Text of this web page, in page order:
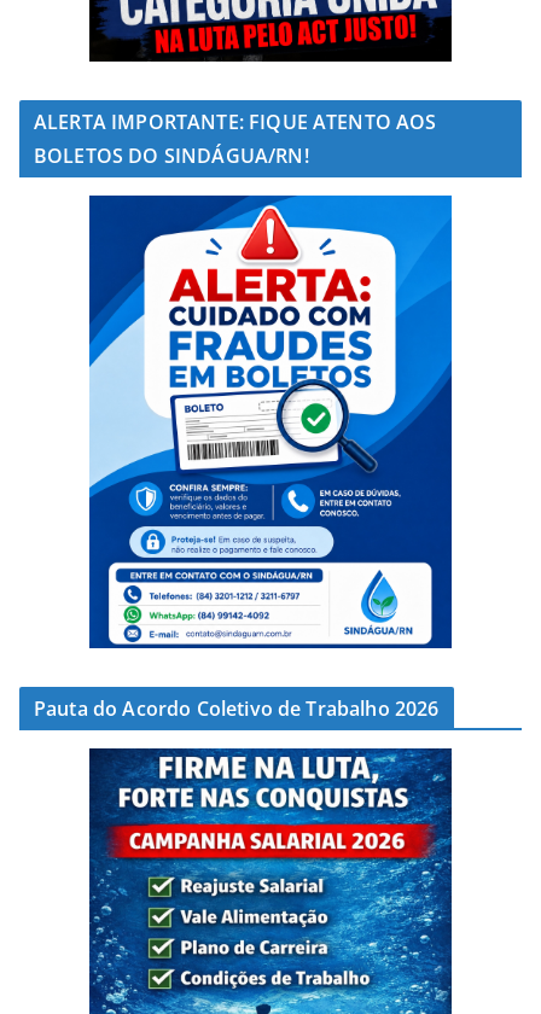
ALERTA IMPORTANTE: FIQUE ATENTO AOS
BOLETOS DO SINDÁGUA/RN!
Pauta do Acordo Coletivo de Trabalho 2026